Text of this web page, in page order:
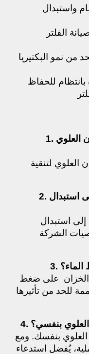
واستبدال
الفلتر
من نمو البكتيريا
للحفاظ
1. هل يمكنني استخدام فلتر الخزان العلوي
العلوي لتنقية
2. هل يحتاج فلتر الخزان العلوي إلى استبدال
إلى استبدال
الشركة
الماء؟
الخزان على ضغط
للحد من تأثيرها
العلوي بنفسي؟
العلوي بنفسك. ومع
يُفضل استدعاء